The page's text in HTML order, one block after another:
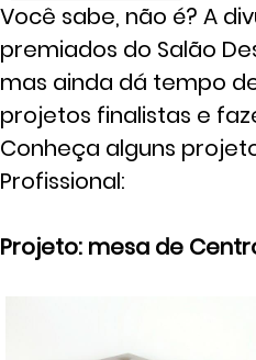
Você sabe, não é? A
premiados do Salão
mas ainda dá tempo
projetos finalistas e
Conheça alguns
Profissional:
Projeto: mesa de